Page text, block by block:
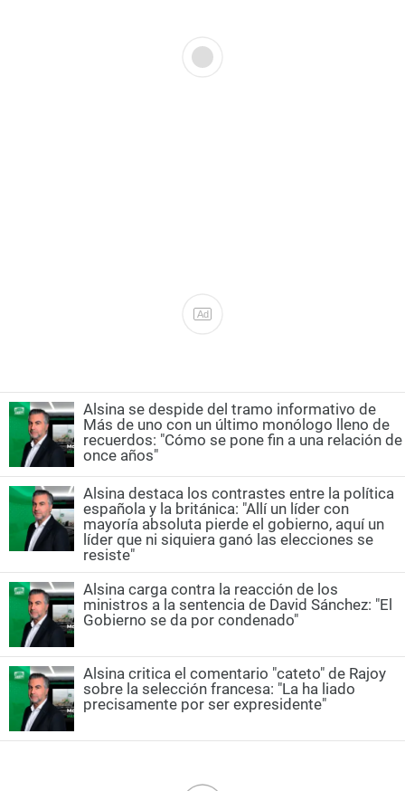
Ad
Alsina se despide del tramo informativo de
Más de uno con un último monólogo lleno de
recuerdos: "Cómo se pone fin a una relación de
once años"
Alsina destaca los contrastes entre la política
española y la británica: "Allí un líder con
mayoría absoluta pierde el gobierno, aquí un
líder que ni siquiera ganó las elecciones se
resiste"
Alsina carga contra la reacción de los
ministros a la sentencia de David Sánchez: "El
Gobierno se da por condenado"
Alsina critica el comentario "cateto" de Rajoy
sobre la selección francesa: "La ha liado
precisamente por ser expresidente"